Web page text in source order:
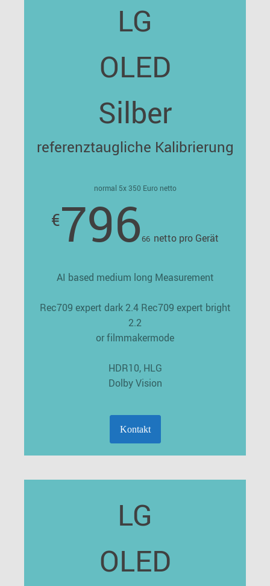
LG
OLED
Silber
referenztaugliche Kalibrierung
AI based medium long Measurement
Rec709 expert dark 2.4 Rec709 expert bright
2.2
or filmmakermode
HDR10, HLG
Dolby Vision
normal 5x 350 Euro netto
€796 66 netto pro Gerät
Kontakt
LG
OLED